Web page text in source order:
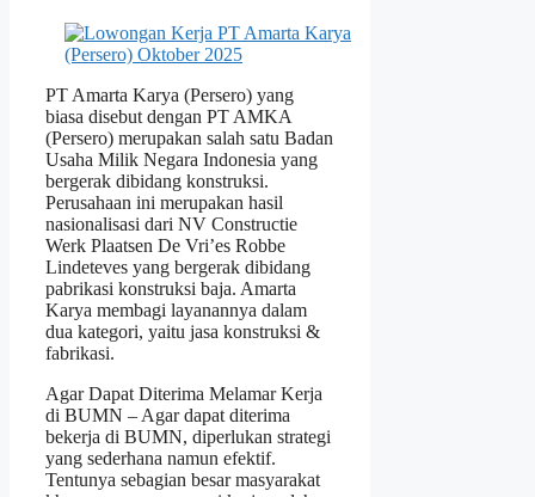
PT Amarta Karya (Persero) yang
biasa disebut dengan PT AMKA
(Persero) merupakan salah satu Badan
Usaha Milik Negara Indonesia yang
bergerak dibidang konstruksi.
Perusahaan ini merupakan hasil
nasionalisasi dari NV Constructie
Werk Plaatsen De Vri’es Robbe
Lindeteves yang bergerak dibidang
pabrikasi konstruksi baja. Amarta
Karya membagi layanannya dalam
dua kategori, yaitu jasa konstruksi &
fabrikasi.
Agar Dapat Diterima Melamar Kerja
di BUMN – Agar dapat diterima
bekerja di BUMN, diperlukan strategi
yang sederhana namun efektif.
Tentunya sebagian besar masyarakat